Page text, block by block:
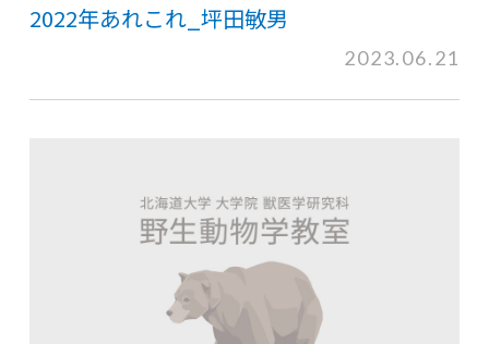
2022年あれこれ_坪田敏男
2023.06.21